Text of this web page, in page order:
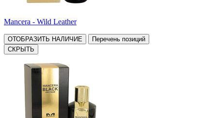
Mancera - Wild Leather
ОТОБРАЗИТЬ НАЛИЧИЕ
Перечень позиций
СКРЫТЬ